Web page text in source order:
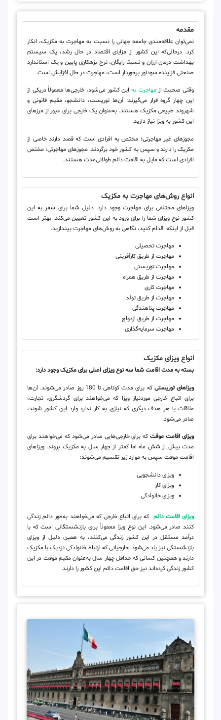
مقدمه
نمی‌توان علاقه‌مندی جامعه جهانی را نسبت به مهاجرت به مکزیک، انکار
کرد. درحالی‌که این کشور از مزایای اقتصاد در حال رشد، یک سیستم
بهداشت درمان ارزان و نسبتا رایگان، نرخ بزهکاری پایین و یک استاندارد
صنعتی فزاینده سودآور برخوردار است، مهاجرت در حال افزایش است.
وقتی صحبت ازمهاجرت به این کشور می‌شود، خارجی‌ها معمولاً دریکی از
این چهار گروه قرار می‌گیرند: آن‌ها توریست، دانشجو، مقیم قانونی و
شهروند طبیعی مکزیک هستند. به‌عنوان یک خارجی برای عبور از مرزهای
این کشور به ویزا نیاز دارید.
مجوزهای غیر مهاجرتی؛ مختص به افرادی است که قصد دارند خاصی از
مکزیک را دارند و سپس به کشور خود برگردند. مجوزهای مهاجرتی؛ مختص
افرادی است که مایل به اقامت دائم طولانی‌مدت هستند.
انواع روش‌های مهاجرت به مکزیک
ویزاهای مختلفی برای مهاجرت وجود دارد. دلیل شما برای سفر به این
کشور نوع ویزای شما را برای ورود به این کشور تعیین می‌کند. بهتر است
قبل از اینکه اقدام کنید، نگاهی به روش‌های مهاجرت بیندازید.
مهاجرت تحصیلی‌
مهاجرت از طریق کارآفرینی
مهاجرت توریستی
مهاجرت از طریق همراه
مهاجرت کاری
مهاجرت از طریق تولد
مهاجرت پناهندگی
مهاجرت از طریق ازدواج
مهاجرت سرمایه‌گذاری
انواع ویزای مکزیک
بسته به مدت اقامت شما سه نوع ویزای اصلی برای مکزیک وجود دارد:
ویزاهای توریستی
که برای مدت کوتاهی تا 180 روز صادر می‌شوند. آن‌ها
برای اتباع خارجی موردنیاز ویزا که می‌خواهند برای گردشگری، تجارت،
ملاقات یا هر هدف دیگری که نیازی به کار ندارد وارد این کشور شوند،
صادر می‌شود.
ویزای اقامت موقتکه برای خارجی‌هایی صادر می‌شود که می‌خواهند برای
مدت بیش از شش ماه اما کمتر از چهار سال به مکزیک بروند. ویزاهای
اقامت موقت سپس به موارد زیر تقسیم می‌شوند:
ویزای دانشجویی
ویزای کار
ویزای خانوادگی
ویزای اقامت دائم که برای اتباع خارجی که می‌خواهند به‌طور دائم زندگی
کنند صادر می‌شود. این نوع ویزا معمولاً برای بازنشستگانی است که با
درآمد مستقل در این کشور زندگی می‌کنند، به همین دلیل از ویزای
بازنشستگی نیز یاد می‌شود. خارجیانی که ارتباط خانوادگی نزدیک با مکزیک
دارند و همچنین کسانی که حداقل چهار سال به‌عنوان مقیم موقت در این
کشور زندگی کرده‌اند نیز حق اقامت دائم این کشور را دارند.